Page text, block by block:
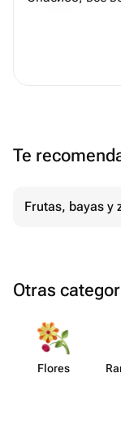
Te
Frutas, bayas y
Otras
Flores